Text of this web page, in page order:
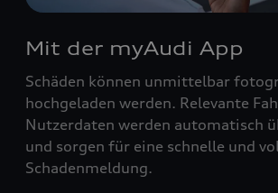
Mit der myAudi App
Schäden können unmittelbar
hochgeladen werden. Relevante
Nutzerdaten werden automatisch
und sorgen für eine schnelle und
Schadenmeldung.